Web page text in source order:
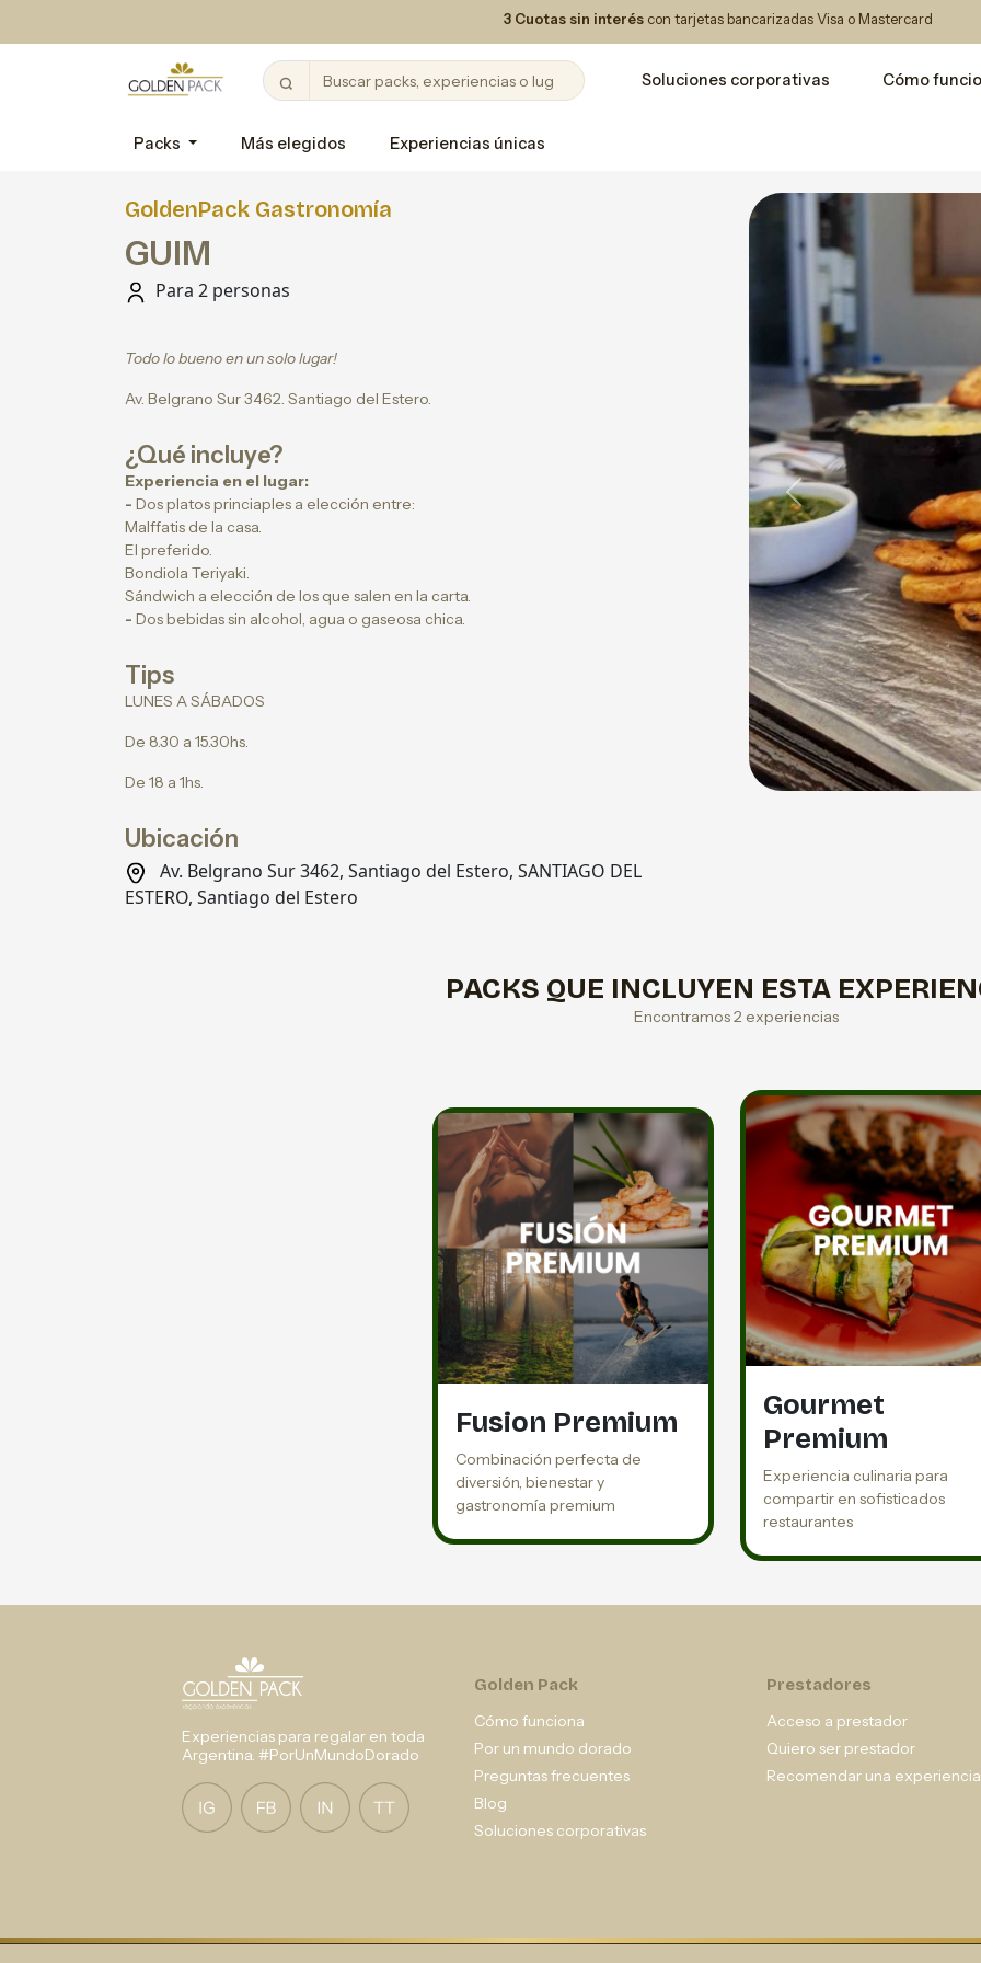
3 Cuotas sin interés con tarjetas bancarizadas Visa o Mastercard
Soluciones corporativas Cómo
Packs Más elegidos Experiencias únicas
GoldenPack Gastronomía
GUIM
Para 2 personas
Todo lo bueno en un solo lugar!
Av. Belgrano Sur 3462. Santiago del Estero.
¿Qué incluye?
Experiencia en el lugar:
- Dos platos princiaples a elección entre:
Malffatis de la casa.
El preferido.
Bondiola Teriyaki.
Sándwich a elección de los que salen en la carta.
- Dos bebidas sin alcohol, agua o gaseosa chica.
Tips
LUNES A SÁBADOS
De 8.30 a 15.30hs.
De 18 a 1hs.
Ubicación
Av. Belgrano Sur 3462, Santiago del Estero, SANTIAGO DEL
ESTERO, Santiago del Estero
Previous
PACKS QUE INCLUYEN ESTA
Encontramos 2 experiencias
Fusion Premium
Combinación perfecta de
diversión, bienestar y
gastronomía premium
Gourmet
Premium
Experiencia culinaria para
compartir en sofisticados
restaurantes
Experiencias para regalar en toda
Argentina. #PorUnMundoDorado
Golden Pack
Cómo funciona
Por un mundo dorado
Preguntas frecuentes
Blog
Soluciones corporativas
Prestadores
Acceso a prestador
Quiero ser prestador
Recomendar una experiencia